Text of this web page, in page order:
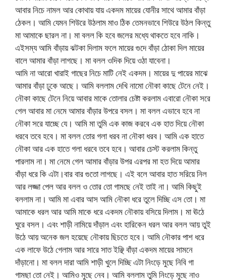
আবার নিচে নামল আর কোথায় যায় একদম মায়ের যোনীর সাথে আমার বাঁড়া
ঠেকল। আমি যেমন শিউরে উঠলাম মাও ঠিক তেমনভাবে শিউরে উঠল কিন্তু
মা আমাকে ছারল না। মা বলল কি হবে জলের মধ্যে থাকতে হবে নাকি।
এইসম্য আমি বাঁড়ায় ঝটকা দিলাম ফলে মায়ের গুদে বাঁড়া ঠোকা দিল মায়ের
বালে আমার বাঁড়া লাগছে। মা বলল ওদিক দিয়ে ওঠা যাবেনা।
আমি না আরো খারাই গাছের নিচে মাটি নেই একদম। মায়ের দু পায়ের মাঝে
আমার বাঁড়া ঢুকে আছে। আমি বললাম দেখি নামো নৌকা কাছে টেনে নেই।
নৌকা কাছে টেনে নিয়ে আবার মাকে তোলার চেষ্টা করলাম এবারো নৌকা সরে
গেল আবার মা নেমে আমার বাঁড়ার উপরে বসল। মা বলল এভাবে হবে না
নৌকা সরে যাচ্ছে যে। আমি মা তুমি এক কাজ করবে এক হাত দিয়ে নৌকা
ধরবে তবে হবে। মা বলল তোর গলা ধরব না নৌকা ধরব। আমি এক হাতে
নৌকা আর এক হাতে গলা ধরবে তবে হবে। আবার চেস্ট করলাম কিন্তু
পারলাম না। মা নেমে গেল আমার বাঁড়ার উপর এরপর মা হত দিয়ে আমার
বাঁড়া ধরে কি এটা।বার বার গুতো লাগছে। এই বলে আবার হাত সরিয়ে নিল
আর লজ্জা পেল আর বলল ও তোর তো গামছে নেই তাই না। আমি কিছুই
বললাম না। আমি মা এবার আস আমি নৌকা ধরে তুলে দিচ্ছি এস তো। মা
আমাকে ধরল আর আমি মাকে ধরে একদম নৌকায় বসিয়ে দিলাম। মা ঊঠে
ঘুরে বসল। এবং শাড়ী নামিয়ে দাঁড়াল এবং হারিকেন ধরল আর বলল আয় তুই
উঠে আয় অনেক জল হয়েছে নৌকায় ছিচতে হবে। আমি নৌকার পাশ ধরে
এক লাফে উঠে গেলাম আর সারে সাত ইঞ্ছি বাঁড়া একদম মায়ের সামনে
দাঁড়ানো। মা বলল দারা আমি শাড়ী খুলে দিচ্ছি এটা নিংড়ে মুছে নিবি গা
গামছা তো নেই। আমিও মুছে নেব। আমি বললাম তুমি নিংড়ে মুছে নাও